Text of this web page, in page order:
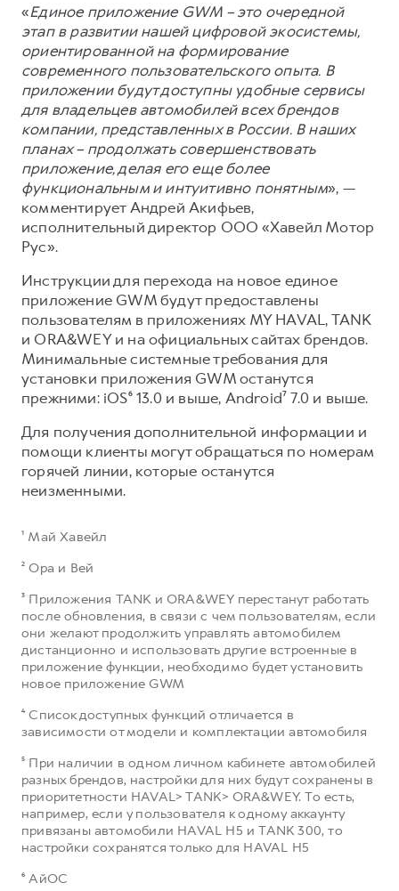
«Единое приложение GWM – это очередной
этап в развитии нашей цифровой экосистемы,
ориентированной на формирование
современного пользовательского опыта. В
приложении будут доступны удобные сервисы
для владельцев автомобилей всех брендов
компании, представленных в России. В наших
планах – продолжать совершенствовать
приложение, делая его еще более
функциональным и интуитивно понятным», —
комментирует Андрей Акифьев,
исполнительный директор ООО «Хавейл Мотор
Рус».
Инструкции для перехода на новое единое
приложение GWM будут предоставлены
пользователям в приложениях MY HAVAL, TANK
и ORA&WEY и на официальных сайтах брендов.
Минимальные системные требования для
установки приложения GWM останутся
прежними: iOS⁶ 13.0 и выше, Android⁷ 7.0 и выше.​
Для получения дополнительной информации и
помощи клиенты могут обращаться по номерам
горячей линии, которые останутся
неизменными.
¹ Май Хавейл
² Ора и Вей
³ Приложения TANK и ORA&WEY перестанут работать
после обновления, в связи с чем пользователям, если
они желают продолжить управлять автомобилем
дистанционно и использовать другие встроенные в
приложение функции, необходимо будет установить
новое приложение GWM
⁴ Список доступных функций отличается в
зависимости от модели и комплектации автомобиля
⁵ При наличии в одном личном кабинете автомобилей
разных брендов, настройки для них будут сохранены в
приоритетности HAVAL> TANK> ORA&WEY. То есть,
например, если у пользователя к одному аккаунту
привязаны автомобили HAVAL H5 и TANK 300, то
настройки сохранятся только для HAVAL H5
⁶ АйОС